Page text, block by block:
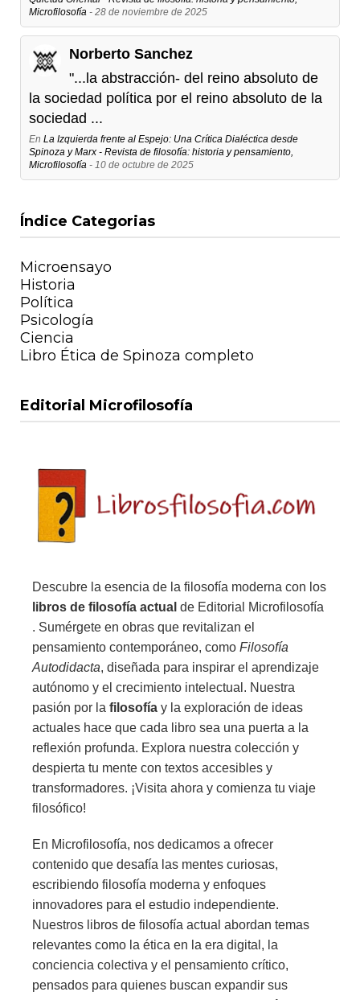
Microfilosofía - 28 de noviembre de 2025
Norberto Sanchez
"...la abstracción- del reino absoluto de
la sociedad política por el reino absoluto de la
sociedad ...
En La Izquierda frente al Espejo: Una Crítica Dialéctica desde
Spinoza y Marx - Revista de filosofía: historia y pensamiento,
Microfilosofía - 10 de octubre de 2025
Índice Categorias
Microensayo
Historia
Política
Psicología
Ciencia
Libro Ética de Spinoza completo
Editorial Microfilosofía
Descubre la esencia de la filosofía moderna con los
libros de filosofía actual de Editorial Microfilosofía
. Sumérgete en obras que revitalizan el
pensamiento contemporáneo, como Filosofía
Autodidacta, diseñada para inspirar el aprendizaje
autónomo y el crecimiento intelectual. Nuestra
pasión por la filosofía y la exploración de ideas
actuales hace que cada libro sea una puerta a la
reflexión profunda. Explora nuestra colección y
despierta tu mente con textos accesibles y
transformadores. ¡Visita ahora y comienza tu viaje
filosófico!
En Microfilosofía, nos dedicamos a ofrecer
contenido que desafía las mentes curiosas,
escribiendo filosofía moderna y enfoques
innovadores para el estudio independiente.
Nuestros libros de filosofía actual abordan temas
relevantes como la ética en la era digital, la
conciencia colectiva y el pensamiento crítico,
pensados para quienes buscan expandir sus